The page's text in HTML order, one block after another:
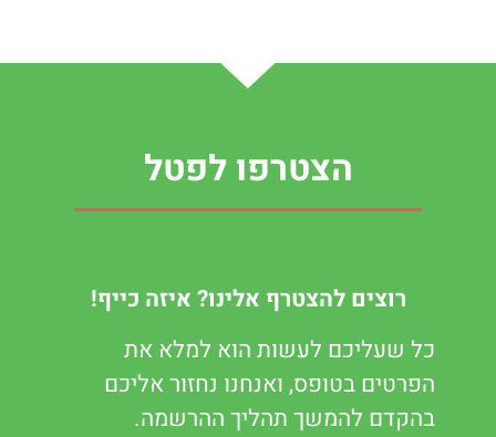
הצטרפו לפטל
רוצים להצטרף אלינו? איזה כייף!
כל שעליכם לעשות הוא למלא את
הפרטים בטופס, ואנחנו נחזור אליכם
בהקדם להמשך תהליך ההרשמה.